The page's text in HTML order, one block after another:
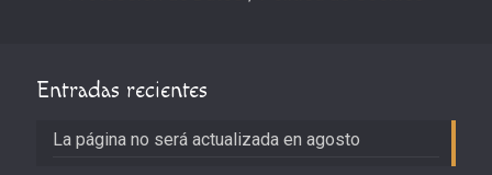
Entradas recientes
La página no será actualizada en agosto